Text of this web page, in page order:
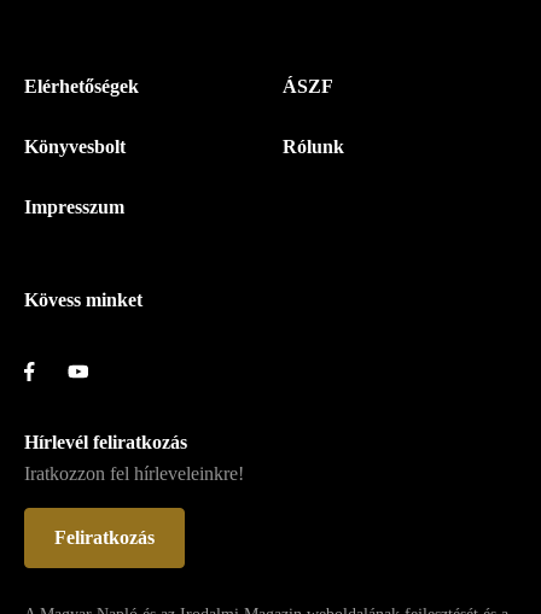
Menü
Magyar
-
Elérhetőségek
Könyvesbolt
Impresszum
ÁSZF
Rólunk
Kövess minket
Hírlevél feliratkozás
Iratkozzon fel hírleveleinkre!
Feliratkozás